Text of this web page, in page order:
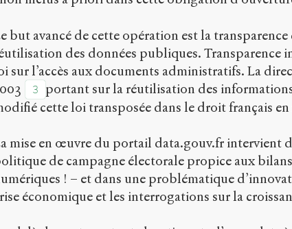
but avancé de cette opération est la transparence
des données publiques. Transparence
sur l’accès aux documents administratifs. La
3
portant sur la réutilisation des
cette loi transposée dans le droit français en
mise en œuvre du portail data.gouv.fr intervient
de campagne électorale propice aux
! – et dans une problématique
économique et les interrogations sur la